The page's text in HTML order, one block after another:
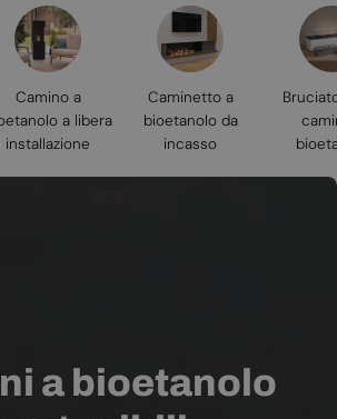
Camino a
a libera
installazione
Caminetto a
bioetanolo da
incasso
a bioetanolo